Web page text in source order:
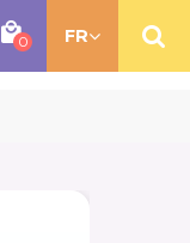
0 FR